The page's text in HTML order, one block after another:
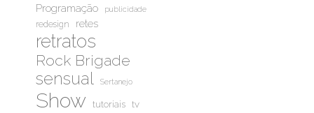
Programação publicidade
redesign retes
retratos
Rock Brigade
sensual Sertanejo
Show tutoriais tv